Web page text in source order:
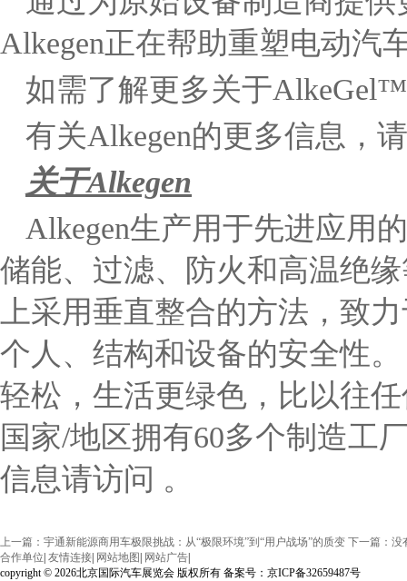
Alkegen正在帮助重塑电动汽
如需了解更多关于
有关Alkegen的更多信息，
关于Alkegen
Alkegen生产用于先进应用
储能、过滤、防火和高温绝
上采用垂直整合的方法，致
个人、结构和设备的安全性
轻松，生活更绿色，比以往
国家/地区拥有60多个制造工
信息请访问 。
上一篇：宇通新能源商用车极限挑战：从“极限环境”到“用户战场”的质变 下一篇：没
合作单位 友情连接 网站地图 网站广告
copyright © 2026北京国际汽车展览会 版权所有 备案号：京ICP备32659487号